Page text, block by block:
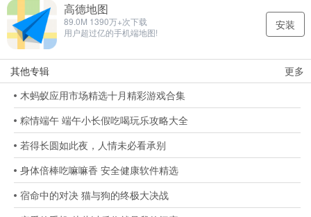
高德地图
89.0M 1390万+次下载
用户超过亿的手机端地图!
安装
其他专辑
更多
木蚂蚁应用市场精选十月精彩游戏合集
粽情端午 端午小长假吃喝玩乐攻略大全
若得长圆如此夜，人情未必看承别
身体倍棒吃嘛嘛香 安全健康软件精选
宿命中的对决 猫与狗的终极大决战